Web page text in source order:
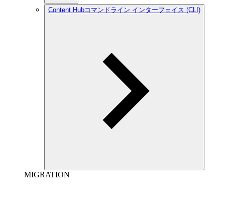
Content Hubコマンドライン インターフェイス (CLI)
MIGRATION